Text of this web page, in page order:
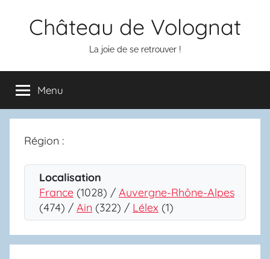
Château de Volognat
La joie de se retrouver !
Menu
Région :
Localisation
France (1028) / Auvergne-Rhône-Alpes
(474) / Ain (322) / Lélex (1)